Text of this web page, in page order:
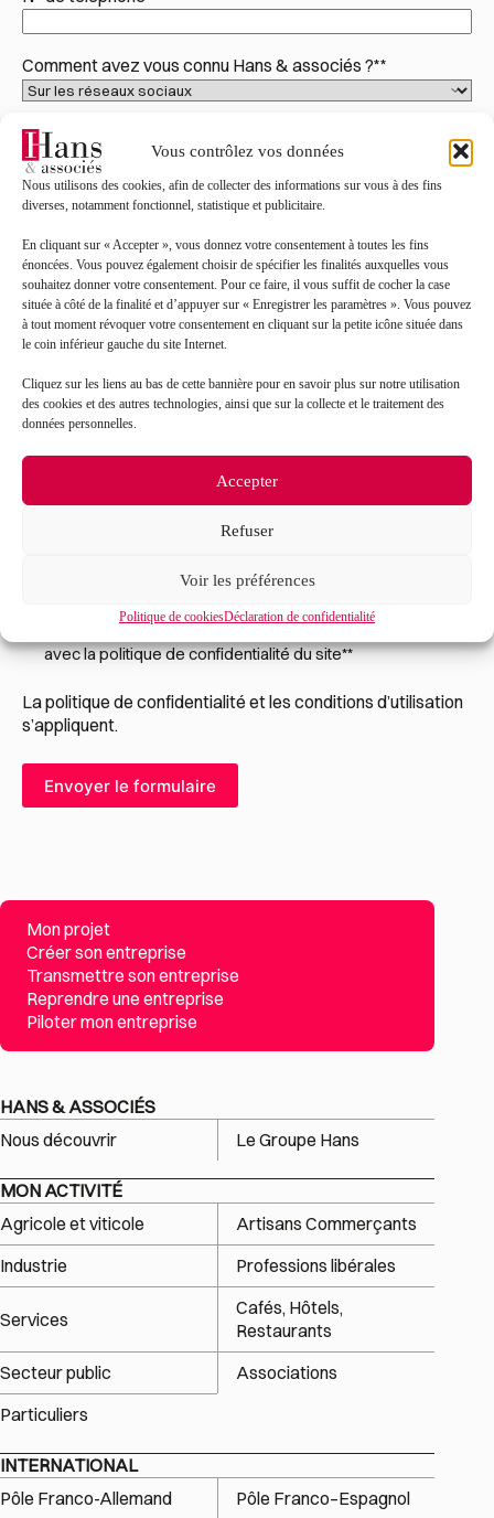
Vous contrôlez vos données
Nous utilisons des cookies, afin de collecter des informations sur vous à des fins
diverses, notamment fonctionnel, statistique et publicitaire.
En cliquant sur « Accepter », vous donnez votre consentement à toutes les fins
énoncées. Vous pouvez également choisir de spécifier les finalités auxquelles vous
souhaitez donner votre consentement. Pour ce faire, il vous suffit de cocher la case
située à côté de la finalité et d’appuyer sur « Enregistrer les paramètres ». Vous pouvez
à tout moment révoquer votre consentement en cliquant sur la petite icône située dans
le coin inférieur gauche du site Internet.
Cliquez sur les liens au bas de cette bannière pour en savoir plus sur notre utilisation
des cookies et des autres technologies, ainsi que sur la collecte et le traitement des
données personnelles.
Accepter
Refuser
Voir les préférences
Politique de cookiesDéclaration de confidentialité
Comment avez vous connu Hans & associés ?**
Êtes-vous déjà client du cabinet ?*
Objet de votre demande**
Message**
J’accepte que mes données soient traitées en accord
avec la politique de confidentialité du site**
Lapolitique de confidentialité et les conditions d’utilisation
s’appliquent.
Mon projet
Créer son entreprise
Transmettre son entreprise
Reprendre une entreprise
Piloter mon entreprise
HANS & ASSOCIÉS
Nous découvrir
Le Groupe Hans
MON ACTIVITÉ
Agricole et viticole
Artisans Commerçants
Industrie
Professions libérales
Services
Cafés, Hôtels,
Restaurants
Secteur public
Associations
Particuliers
INTERNATIONAL
Pôle Franco-Allemand
Pôle Franco–Espagnol